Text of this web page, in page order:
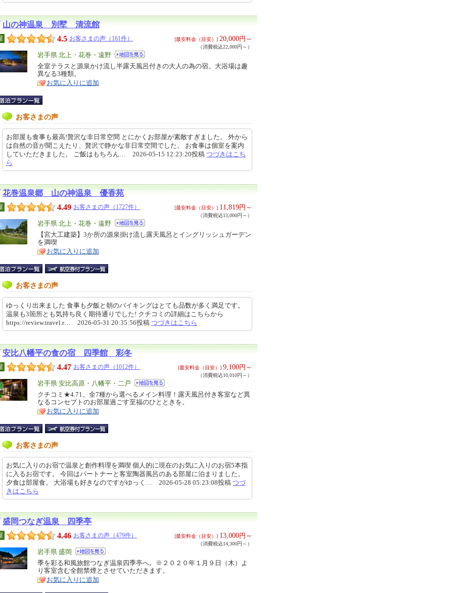
山の神温泉 別墅 清流館
4.5 お客さまの声（161件） [最安料金（目安）] 20,000円～
（消費税込22,000円～）
エ
リ
ア
岩手県 北上・花巻・遠野
特
徴
全室テラスと源泉かけ流し半露天風呂付きの大人の為の宿。大浴場は趣
異なる3種類。
お気に入りに追加
お客さまの声
お部屋も食事も最高!贅沢な非日常空間 とにかくお部屋が素敵すぎました。 外から
は自然の音が聞こえたり、贅沢で静かな非日常空間でした。 お食事は個室を案内
していただきました。 ご飯はもちろん… 2026-05-15 12:23:20投稿 つづきはこち
ら
花巻温泉郷 山の神温泉 優香苑
4.49 お客さまの声（1727件） [最安料金（目安）] 11,819円～
（消費税込13,000円～）
エ
リ
ア
岩手県 北上・花巻・遠野
特
徴
【宮大工建築】3か所の源泉掛け流し露天風呂とイングリッシュガーデン
を満喫
お気に入りに追加
お客さまの声
ゆっくり出来ました 食事も夕飯と朝のバイキングはとても品数が多く満足です。
温泉も3箇所とも気持ち良く期待通りでした! クチコミの詳細はこちらから
https://review.travel.r… 2026-05-31 20:35:56投稿 つづきはこちら
安比八幡平の食の宿 四季館 彩冬
4.47 お客さまの声（1012件） [最安料金（目安）] 9,100円～
（消費税込10,010円～）
エ
リ
ア
岩手県 安比高原・八幡平・二戸
特
徴
クチコミ★4.71。全7種から選べるメイン料理！露天風呂付き客室など異
なるコンセプトのお部屋過ごす至福のひとときを。
お気に入りに追加
お客さまの声
お気に入りのお宿で温泉と創作料理を満喫 個人的に現在のお気に入りのお宿5本指
に入るお宿です。 今回はパートナーと客室陶器風呂のある部屋に泊まりました。
夕食は部屋食。 大浴場も好きなのですがゆっく… 2026-05-28 05:23:08投稿 つづ
きはこちら
盛岡つなぎ温泉 四季亭
4.46 お客さまの声（479件） [最安料金（目安）] 13,000円～
（消費税込14,300円～）
エ
リ
ア
岩手県 盛岡
特
徴
季を彩る和風旅館つなぎ温泉四季亭へ。※２０２０年１月９日（木）よ
り客室含む全館禁煙とさせていただきます。
お気に入りに追加